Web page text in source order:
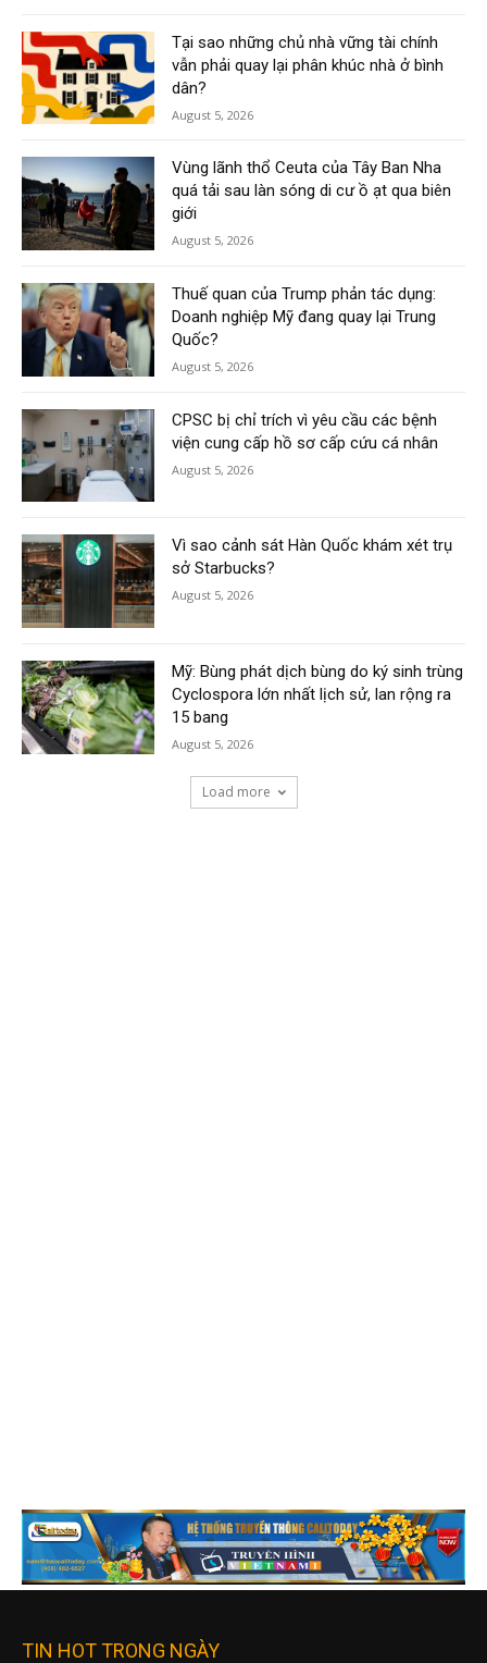
Tại sao những chủ nhà vững tài chính
vẫn phải quay lại phân khúc nhà ở bình
dân?
August 5, 2026
Vùng lãnh thổ Ceuta của Tây Ban Nha
quá tải sau làn sóng di cư ồ ạt qua biên
giới
August 5, 2026
Thuế quan của Trump phản tác dụng:
Doanh nghiệp Mỹ đang quay lại Trung
Quốc?
August 5, 2026
CPSC bị chỉ trích vì yêu cầu các bệnh
viện cung cấp hồ sơ cấp cứu cá nhân
August 5, 2026
Vì sao cảnh sát Hàn Quốc khám xét trụ
sở Starbucks?
August 5, 2026
Mỹ: Bùng phát dịch bùng do ký sinh trùng
Cyclospora lớn nhất lịch sử, lan rộng ra
15 bang
August 5, 2026
Load more
TIN HOT TRONG NGÀY